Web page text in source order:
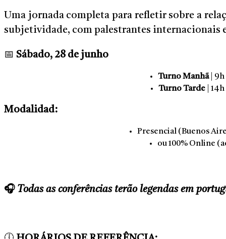
Uma jornada completa para refletir sobre a
subjetividade, com palestrantes internacionais
📅 Sábado, 28 de junho
Turno Manhã| 9h
Turno Tarde| 14h
Modalidad:
Presencial (Buenos
ou 100% Online
🎧 Todas as conferências terão legendas em